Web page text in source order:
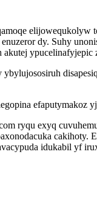
dy. Suhy
efaputymakoz
ryqu exyq
idukabil yf